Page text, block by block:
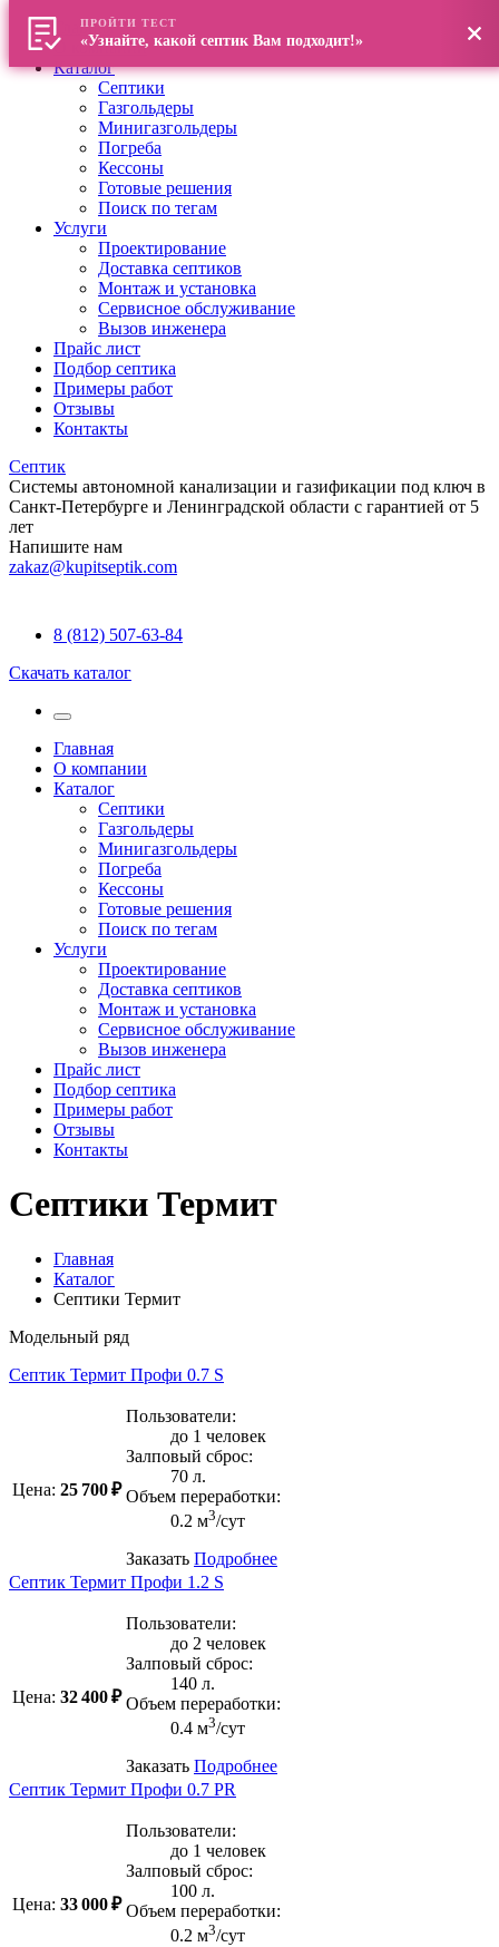
Главная
О компании
Каталог
Септики
Газгольдеры
Минигазгольдеры
Погреба
Кессоны
Готовые решения
Поиск по тегам
Услуги
Проектирование
Доставка септиков
Монтаж и установка
Сервисное обслуживание
Вызов инженера
Прайс лист
Подбор септика
Примеры работ
Отзывы
Контакты
Септик
Системы автономной канализации и газификации под ключ в
Санкт-Петербурге и Ленинградской области с гарантией от 5
лет
Напишите нам
zakaz@kupitseptik.com
8 (812) 507-63-84
Скачать каталог
Главная
О компании
Каталог
Септики
Газгольдеры
Минигазгольдеры
Погреба
Кессоны
Готовые решения
Поиск по тегам
Услуги
Проектирование
Доставка септиков
Монтаж и установка
Сервисное обслуживание
Вызов инженера
Прайс лист
Подбор септика
Примеры работ
Отзывы
Контакты
Септики Термит
Главная
Каталог
Септики Термит
Модельный ряд
Септик Термит Профи 0.7 S
Цена: 25 700 ₽
Пользователи:
до 1 человек
Залповый сброс:
70 л.
Объем переработки:
0.2 м3/сут
Заказать Подробнее
Септик Термит Профи 1.2 S
Цена: 32 400 ₽
Пользователи:
до 2 человек
Залповый сброс:
140 л.
Объем переработки:
0.4 м3/сут
Заказать Подробнее
Септик Термит Профи 0.7 PR
Цена: 33 000 ₽
Пользователи:
до 1 человек
Залповый сброс:
100 л.
Объем переработки:
0.2 м3/сут
ПРОЙТИ ТЕСТ
«Узнайте, какой септик Вам подходит!»